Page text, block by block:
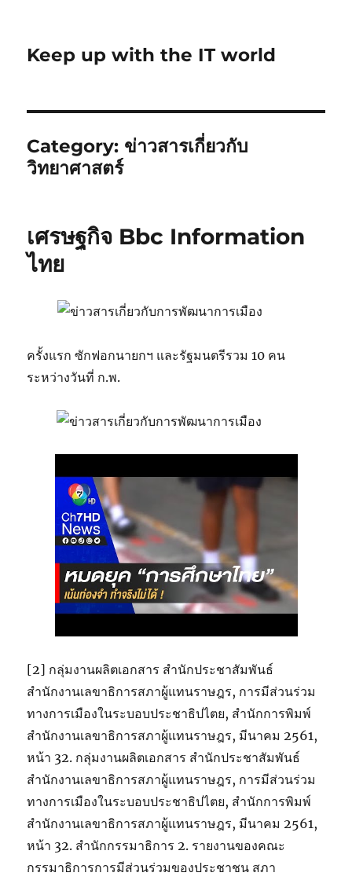
Keep up with the IT world
Category: ข่าวสารเกี่ยวกับ
วิทยาศาสตร์
เศรษฐกิจ Bbc Information
ไทย
ครั้งแรก ซักฟอกนายกฯ และรัฐมนตรีรวม 10 คน
ระหว่างวันที่ ก.พ.
[2] กลุ่มงานผลิตเอกสาร สำนักประชาสัมพันธ์
สำนักงานเลขาธิการสภาผู้แทนราษฎร, การมีส่วนร่วม
ทางการเมืองในระบอบประชาธิปไตย, สำนักการพิมพ์
สำนักงานเลขาธิการสภาผู้แทนราษฎร, มีนาคม 2561,
หน้า 32. กลุ่มงานผลิตเอกสาร สำนักประชาสัมพันธ์
สำนักงานเลขาธิการสภาผู้แทนราษฎร, การมีส่วนร่วม
ทางการเมืองในระบอบประชาธิปไตย, สำนักการพิมพ์
สำนักงานเลขาธิการสภาผู้แทนราษฎร, มีนาคม 2561,
หน้า 32. สำนักกรรมาธิการ 2. รายงานของคณะ
กรรมาธิการการมีส่วนร่วมของประชาชน สภา